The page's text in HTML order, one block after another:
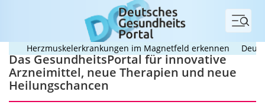
Menü
Herzmuskelerkrankungen im Magnetfeld erkennen
Das GesundheitsPortal für innovative
Arzneimittel, neue Therapien und neue
Heilungschancen